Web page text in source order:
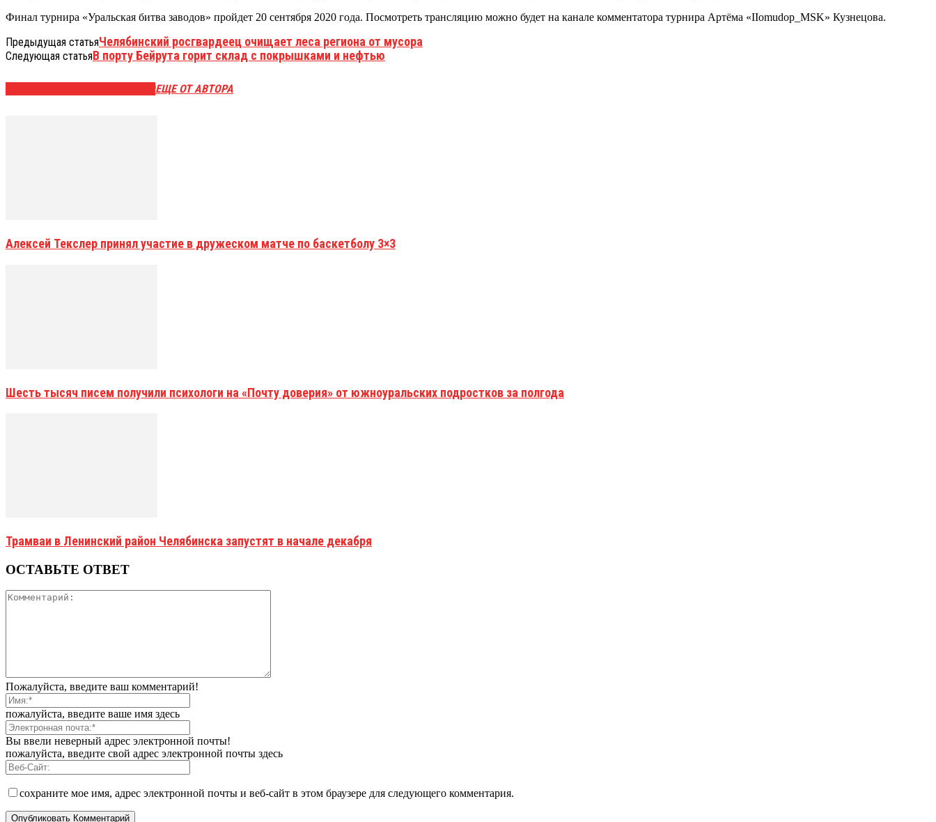
Финал турнира «Уральская битва заводов» пройдет 20 сентября 2020 года. Посмотреть трансляцию можно будет на канале комментатора турнира Артёма «IIomudop_MSK» Кузнецова.
Предыдущая статьяЧелябинский росгвардеец очищает леса региона от мусора
Следующая статьяВ порту Бейрута горит склад с покрышками и нефтью
ЕЩЕ ОТ АВТОРА
Алексей Текслер принял участие в дружеском матче по баскетболу 3×3
Шесть тысяч писем получили психологи на «Почту доверия» от южноуральских подростков за полгода
Трамваи в Ленинский район Челябинска запустят в начале декабря
ОСТАВЬТЕ ОТВЕТ
Пожалуйста, введите ваш комментарий!
пожалуйста, введите ваше имя здесь
Вы ввели неверный адрес электронной почты!
пожалуйста, введите свой адрес электронной почты здесь
сохраните мое имя, адрес электронной почты и веб-сайт в этом браузере для следующего комментария.